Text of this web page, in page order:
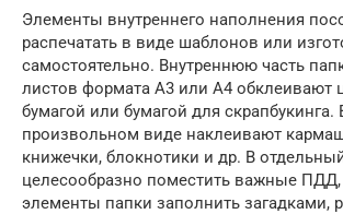
Элементы внутреннего наполнения
распечатать в виде шаблонов или
самостоятельно. Внутреннюю часть
листов формата А3 или А4 обклеивают
бумагой или бумагой для скрапбукинга.
произвольном виде наклеивают
книжечки, блокнотики и др. В
целесообразно поместить важные ПДД,
элементы папки заполнить загадками,